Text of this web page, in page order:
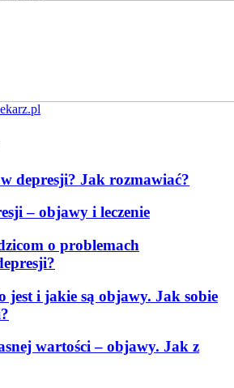
depresji? Jak rozmawiać?
– objawy i leczenie
o problemach
jest i jakie są objawy. Jak sobie
wartości – objawy. Jak z